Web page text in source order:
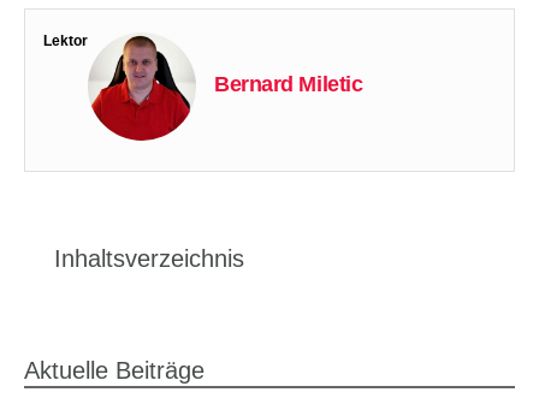
Lektor
Bernard Miletic
Inhaltsverzeichnis
Aktuelle Beiträge